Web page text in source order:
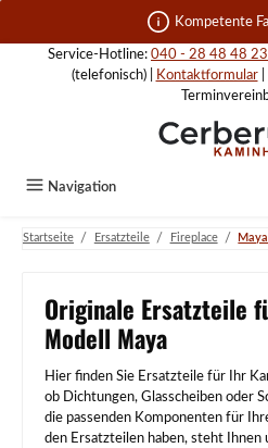
Zum Hauptinhalt springen Kompetente
Service-Hotline: 040 - 28 48 48
(telefonisch) |
Kontaktformular|
Navigation
Startseite / Ersatzteile / Fireplace / Maya
Originale Ersatzteile
Modell Maya
Hier finden Sie Ersatzteile für Ihr
ob Dichtungen, Glasscheiben oder
die passenden Komponenten für
den Ersatzteilen haben, steht Ihnen